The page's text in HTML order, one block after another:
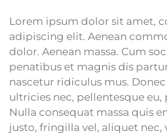
Lorem ipsum dolor sit amet,
adipiscing elit. Aenean
dolor. Aenean massa. Cum
penatibus et magnis dis
nascetur ridiculus mus.
ultricies nec, pellentesque eu,
Nulla consequat massa quis
justo, fringilla vel, aliquet nec,